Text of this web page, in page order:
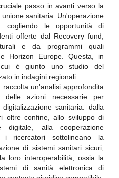
passo in avanti verso la
sanitaria. Un'operazione
cogliendo le opportunità di
offerte dal Recovery fund,
e da programmi quali
Horizon Europe. Questa, in
è giunto uno studio del
in indagini regionali.
un'analisi approfondita
azioni necessarie per
sanitaria: dalla
oltre confine, allo sviluppo di
digitale, alla cooperazione
i ricercatori sottolineano la
di sistemi sanitari sicuri,
loro interoperabilità, ossia la
di sanità elettronica di